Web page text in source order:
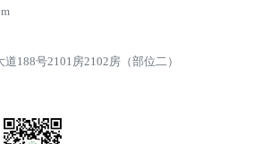
188号2101房2102房（部位二）